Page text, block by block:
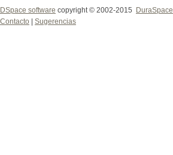
DSpace software copyright © 2002-2015
DuraSpace
Contacto
Sugerencias